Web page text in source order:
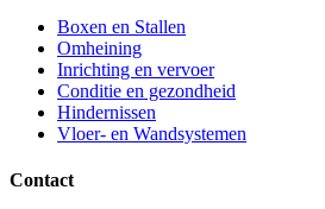
Boxen en Stallen
Omheining
Inrichting en vervoer
Conditie en gezondheid
Hindernissen
Vloer- en Wandsystemen
Contact